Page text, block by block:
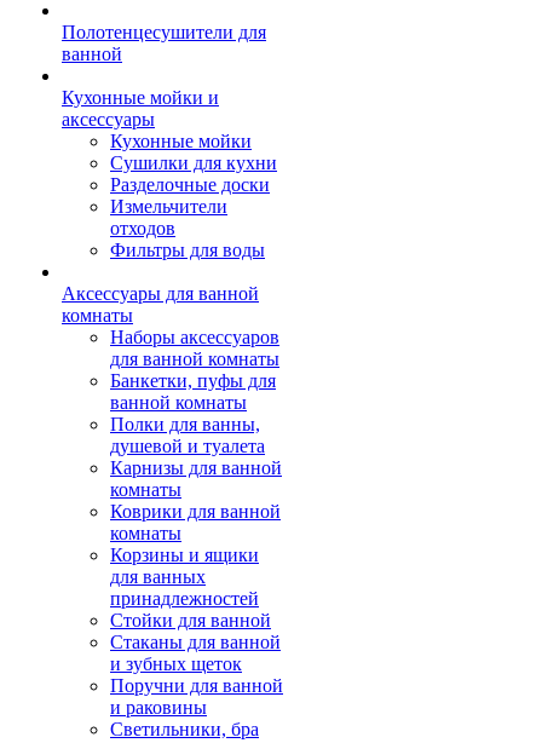
Полотенцесушители для
ванной
Кухонные мойки и
аксессуары
Кухонные мойки
Сушилки для кухни
Разделочные доски
Измельчители
отходов
Фильтры для воды
Аксессуары для ванной
комнаты
Наборы аксессуаров
для ванной комнаты
Банкетки, пуфы для
ванной комнаты
Полки для ванны,
душевой и туалета
Карнизы для ванной
комнаты
Коврики для ванной
комнаты
Корзины и ящики
для ванных
принадлежностей
Стойки для ванной
Стаканы для ванной
и зубных щеток
Поручни для ванной
и раковины
Светильники, бра